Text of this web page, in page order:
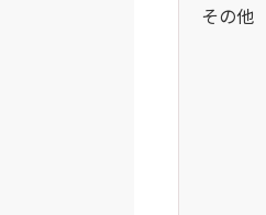
その他